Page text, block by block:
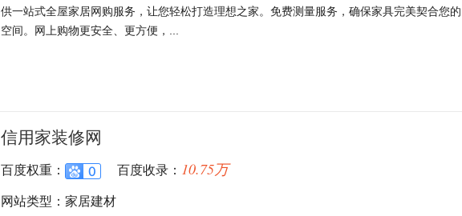
供一站式全屋家居网购服务，让您轻松打造理想之家。免费测量服务，确保家具完美契合您的
空间。网上购物更安全、更方便，...
信用家装修网
百度权重： 百度收录： 10.75万
网站类型：家居建材